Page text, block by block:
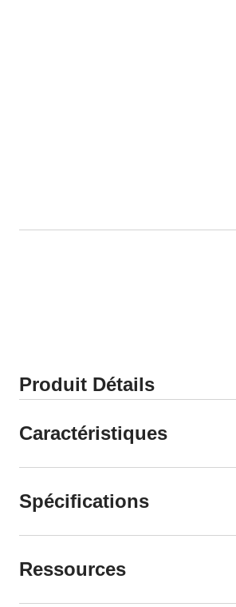
Produit Détails
Caractéristiques
Spécifications
Ressources